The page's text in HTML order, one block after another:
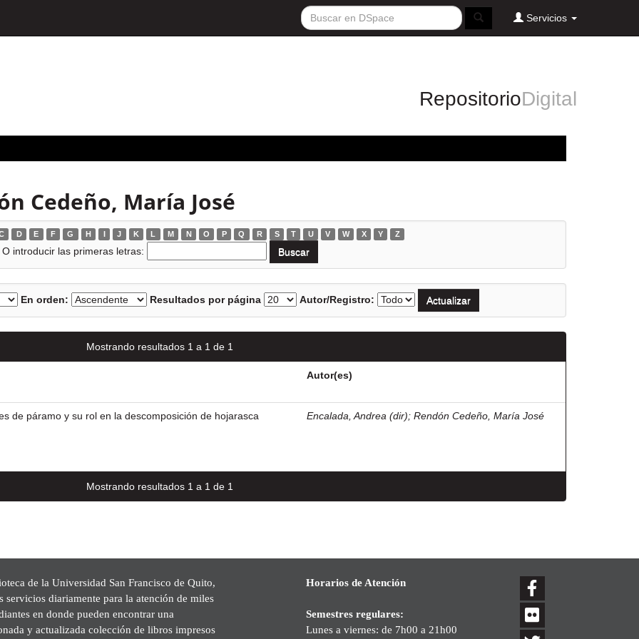
Servicios
RepositorioDigital
Cedeño, María José
D E F G H I J K L M N O P Q R S T U V W X Y Z
O introducir las primeras letras:
En orden: Resultados por página Autor/Registro:
Mostrando resultados 1 a 1 de 1
Autor(es)
de páramo y su rol en la descomposición de hojarasca Encalada, Andrea (dir); Rendón Cedeño, María José
Mostrando resultados 1 a 1 de 1
de la Universidad San Francisco de Quito,
servicios diariamente para la atención de miles
en donde pueden encontrar una
y actualizada colección de libros impresos
Horarios de Atención
Semestres regulares:
Lunes a viernes: de 7h00 a 21h00